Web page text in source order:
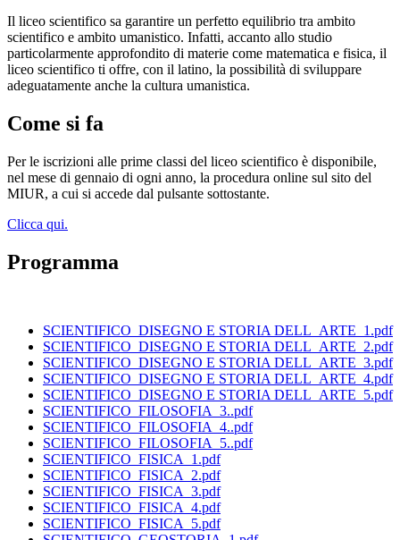
Il liceo scientifico sa garantire un perfetto equilibrio tra ambito
scientifico e ambito umanistico. Infatti, accanto allo studio
particolarmente approfondito di materie come matematica e fisica, il
liceo scientifico ti offre, con il latino, la possibilità di sviluppare
adeguatamente anche la cultura umanistica.
Come si fa
Per le iscrizioni alle prime classi del liceo scientifico è disponibile,
nel mese di gennaio di ogni anno, la procedura online sul sito del
MIUR, a cui si accede dal pulsante sottostante.
Clicca qui.
Programma
SCIENTIFICO_DISEGNO E STORIA DELL_ARTE_1.pdf
SCIENTIFICO_DISEGNO E STORIA DELL_ARTE_2.pdf
SCIENTIFICO_DISEGNO E STORIA DELL_ARTE_3.pdf
SCIENTIFICO_DISEGNO E STORIA DELL_ARTE_4.pdf
SCIENTIFICO_DISEGNO E STORIA DELL_ARTE_5.pdf
SCIENTIFICO_FILOSOFIA_3..pdf
SCIENTIFICO_FILOSOFIA_4..pdf
SCIENTIFICO_FILOSOFIA_5..pdf
SCIENTIFICO_FISICA_1.pdf
SCIENTIFICO_FISICA_2.pdf
SCIENTIFICO_FISICA_3.pdf
SCIENTIFICO_FISICA_4.pdf
SCIENTIFICO_FISICA_5.pdf